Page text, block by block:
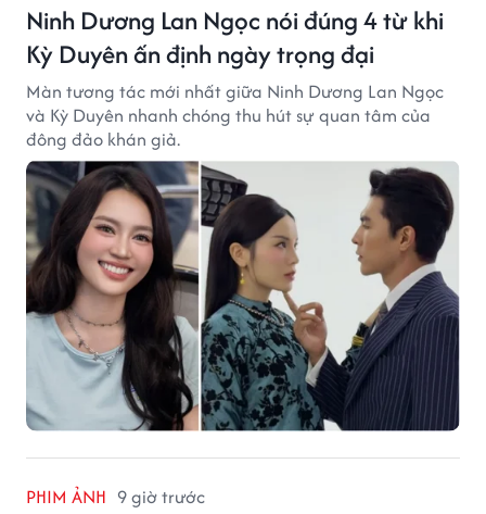
Ninh Dương Lan Ngọc nói đúng 4 từ khi
Kỳ Duyên ấn định ngày trọng đại
Màn tương tác mới nhất giữa Ninh Dương Lan Ngọc
và Kỳ Duyên nhanh chóng thu hút sự quan tâm của
đông đảo khán giả.
PHIM ẢNH 9 giờ trước